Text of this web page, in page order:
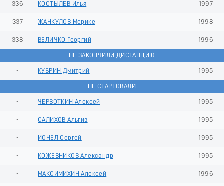
336 КОСТЫЛЕВ Илья 1997
337 ЖАНКУЛОВ Мерике 1998
338 ВЕЛИЧКО Георгий 1996
НЕ ЗАКОНЧИЛИ ДИСТАНЦИЮ
- КУБРИН Дмитрий 1995
НЕ СТАРТОВАЛИ
- ЧЕРВОТКИН Алексей 1995
- САЛИХОВ Альгиз 1995
- ИОНЕЛ Сергей 1995
- КОЖЕВНИКОВ Александр 1995
- МАКСИМИХИН Алексей 1996